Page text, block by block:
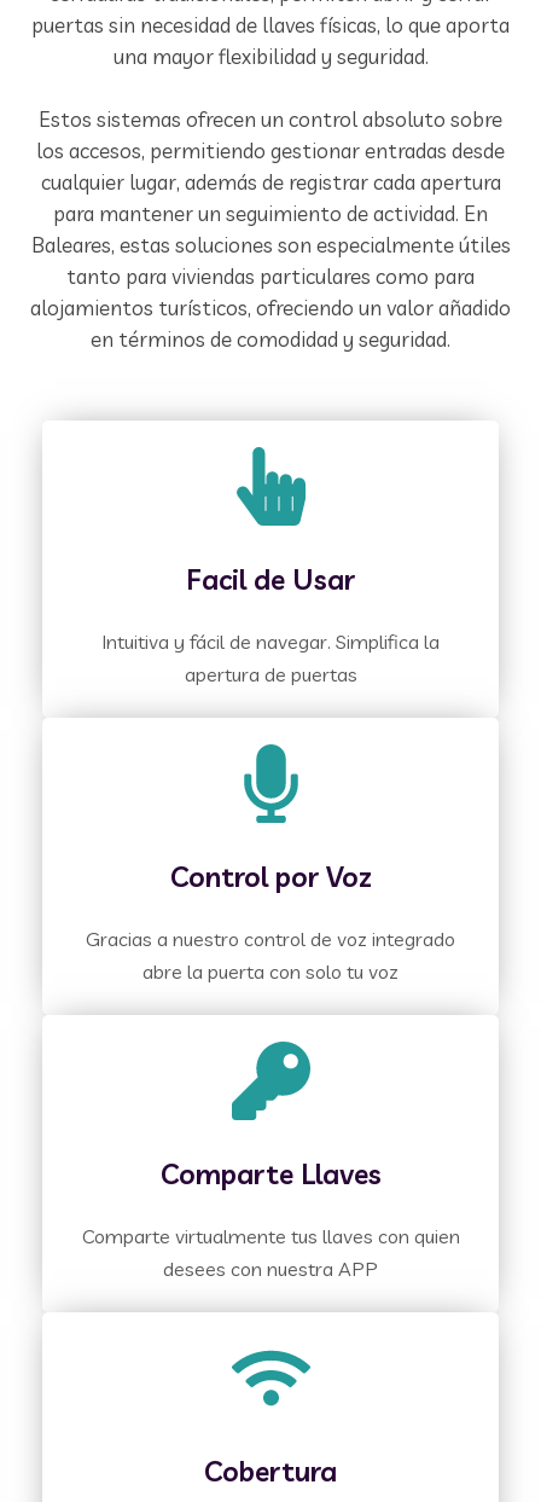
puertas sin necesidad de llaves físicas, lo que aporta
una mayor flexibilidad y seguridad.
Estos sistemas ofrecen un control absoluto sobre
los accesos, permitiendo gestionar entradas desde
cualquier lugar, además de registrar cada apertura
para mantener un seguimiento de actividad. En
Baleares, estas soluciones son especialmente útiles
tanto para viviendas particulares como para
alojamientos turísticos, ofreciendo un valor añadido
en términos de comodidad y seguridad.
Facil de Usar
Intuitiva y fácil de navegar. Simplifica la
apertura de puertas
Control por Voz
Gracias a nuestro control de voz integrado
abre la puerta con solo tu voz
Comparte Llaves
Comparte virtualmente tus llaves con quien
desees con nuestra APP
Cobertura